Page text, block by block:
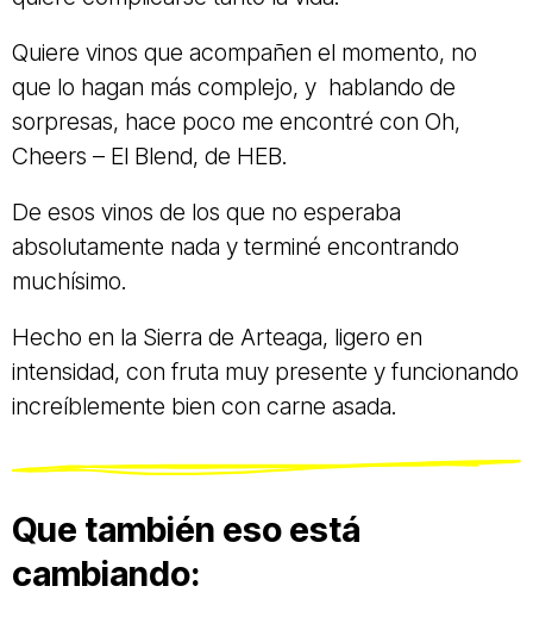
Quiere vinos que acompañen el momento, no
que lo hagan más complejo, y hablando de
sorpresas, hace poco me encontré con Oh,
Cheers – El Blend, de HEB.
De esos vinos de los que no esperaba
absolutamente nada y terminé encontrando
muchísimo.
Hecho en la Sierra de Arteaga, ligero en
intensidad, con fruta muy presente y funcionando
increíblemente bien con carne asada.
Que también eso está
cambiando: